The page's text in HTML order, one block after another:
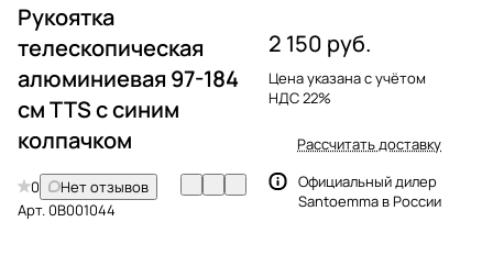
Рукоятка
телескопическая
алюминиевая 97-184
см TTS с синим
колпачком
0
Нет отзывов
Арт.0B001044
2 150 руб.
Цена указана с учётом
НДС 22%
Рассчитать доставку
Официальный дилер
Santoemma в России